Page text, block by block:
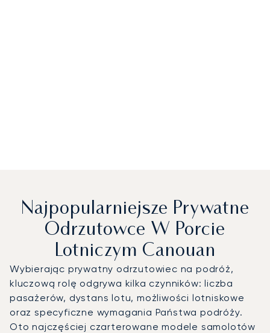
Najpopularniejsze Prywatne
Odrzutowce W Porcie
Lotniczym Canouan
Wybierając prywatny odrzutowiec na podróż,
kluczową rolę odgrywa kilka czynników: liczba
pasażerów, dystans lotu, możliwości lotniskowe
oraz specyficzne wymagania Państwa podróży.
Oto najczęściej czarterowane modele samolotów